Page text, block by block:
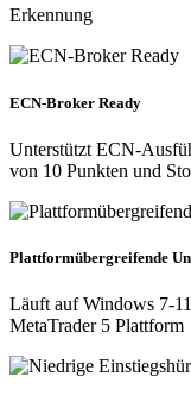
Erkennung
ECN-Broker Ready
Unterstützt ECN-
von 10 Punkten und
Plattformübergreifende
Läuft auf Windows 7-
MetaTrader 5 Plattform